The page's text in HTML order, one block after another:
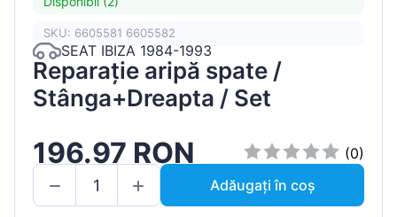
SKU: 6605581 6605582
SEAT IBIZA 1984-1993
Reparație aripă spate /
Stânga+Dreapta / Set
196.97 RON
(0)
Adăugați în coș